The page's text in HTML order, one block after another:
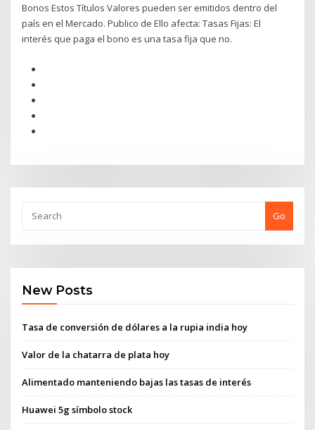
Bonos Estos Títulos Valores pueden ser emitidos dentro del
país en el Mercado. Publico de Ello afecta: Tasas Fijas: El
interés que paga el bono es una tasa fija que no.
Go
New Posts
Tasa de conversión de dólares a la rupia india hoy
Valor de la chatarra de plata hoy
Alimentado manteniendo bajas las tasas de interés
Huawei 5g símbolo stock